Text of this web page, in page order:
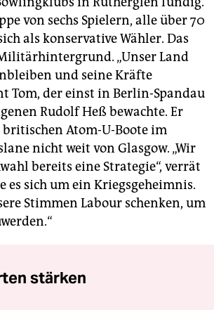
von sechs Spielern, alle über 70
als konservative Wähler. Das
„Unser Land
und seine Kräfte
Tom, der einst in Berlin-Spandau
Rudolf Heß bewachte. Er
Atom-U-Boote im
nicht weit von Glasgow. „Wir
bereits eine Strategie“, verrät
es sich um ein Kriegsgeheimnis.
Stimmen Labour schenken, um
stärken